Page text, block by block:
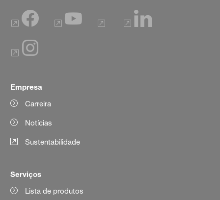
Empresa
Carreira
Notícias
Sustentabilidade
Serviços
Lista de produtos